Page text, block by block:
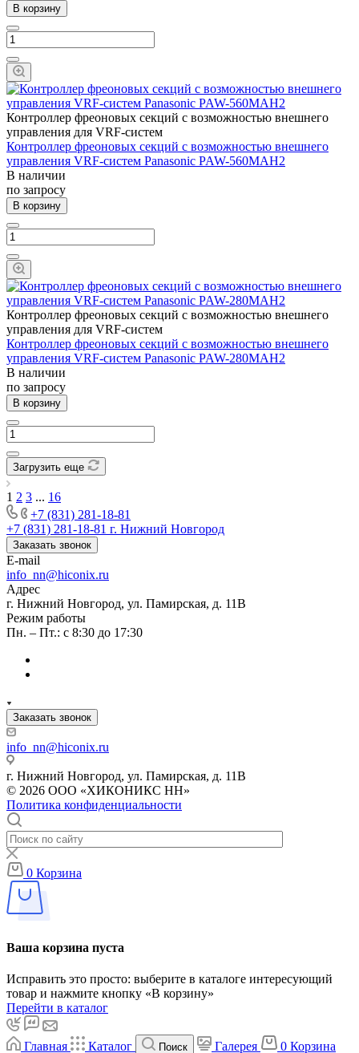
В корзину
Контроллер фреоновых секций с возможностью внешнего
управления для VRF-систем
Контроллер фреоновых секций с возможностью внешнего
управления VRF-систем Panasonic PAW-560MAH2
В наличии
по запросу
В корзину
Контроллер фреоновых секций с возможностью внешнего
управления для VRF-систем
Контроллер фреоновых секций с возможностью внешнего
управления VRF-систем Panasonic PAW-280MAH2
В наличии
по запросу
В корзину
Загрузить еще
1 2 3 ... 16
+7 (831) 281-18-81
+7 (831) 281-18-81 г. Нижний Новгород
Заказать звонок
E-mail
info_nn@hiconix.ru
Адрес
г. Нижний Новгород, ул. Памирская, д. 11В
Режим работы
Пн. – Пт.: с 8:30 до 17:30
Заказать звонок
info_nn@hiconix.ru
г. Нижний Новгород, ул. Памирская, д. 11В
© 2026 ООО «ХИКОНИКС НН»
Политика конфиденциальности
0 Корзина
Ваша корзина пуста
Исправить это просто: выберите в каталоге интересующий
товар и нажмите кнопку «В корзину»
Перейти в каталог
Главная Каталог Поиск Галерея 0 Корзина